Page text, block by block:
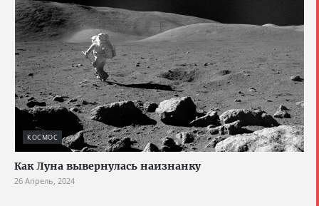
КОСМОС
Как Луна вывернулась наизнанку
26 Апрель, 2024